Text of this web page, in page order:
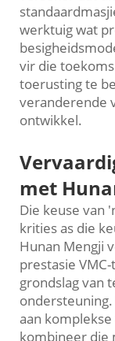
werktuig wat
vir die
toerusting te
veranderende
ontwikkel.
met
Die keuse van
krities as die
Hunan Mengji
prestasie
grondslag van
aan
kombineer die